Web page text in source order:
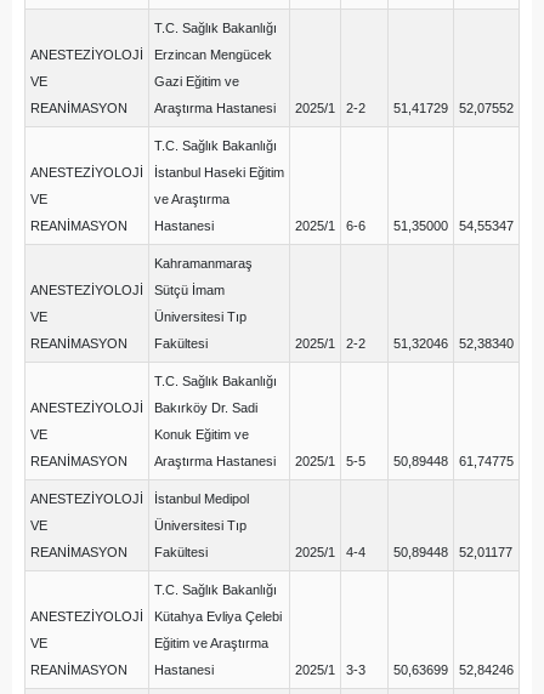
ANESTEZİYOLOJİ
VE
REANİMASYON
T.C. Sağlık Bakanlığı
Erzincan Mengücek
Gazi Eğitim ve
Araştırma Hastanesi
2025/1 2-2 51,41729 52,07552
ANESTEZİYOLOJİ
VE
REANİMASYON
T.C. Sağlık Bakanlığı
İstanbul Haseki Eğitim
ve Araştırma
Hastanesi
2025/1 6-6 51,35000 54,55347
ANESTEZİYOLOJİ
VE
REANİMASYON
Kahramanmaraş
Sütçü İmam
Üniversitesi Tıp
Fakültesi
2025/1 2-2 51,32046 52,38340
ANESTEZİYOLOJİ
VE
REANİMASYON
T.C. Sağlık Bakanlığı
Bakırköy Dr. Sadi
Konuk Eğitim ve
Araştırma Hastanesi
2025/1 5-5 50,89448 61,74775
ANESTEZİYOLOJİ
VE
REANİMASYON
İstanbul Medipol
Üniversitesi Tıp
Fakültesi
2025/1 4-4 50,89448 52,01177
ANESTEZİYOLOJİ
VE
REANİMASYON
T.C. Sağlık Bakanlığı
Kütahya Evliya Çelebi
Eğitim ve Araştırma
Hastanesi
2025/1 3-3 50,63699 52,84246